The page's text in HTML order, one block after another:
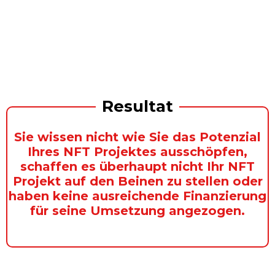
Resultat
Sie wissen nicht wie Sie das Potenzial
Ihres NFT Projektes ausschöpfen,
schaffen es überhaupt nicht Ihr NFT
Projekt auf den Beinen zu stellen oder
haben keine ausreichende Finanzierung
für seine Umsetzung angezogen.